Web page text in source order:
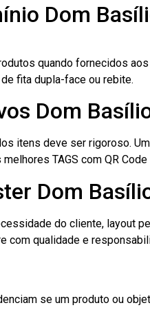
Dom
quando fornecidos
fita dupla-face ou rebite.
Dom
itens deve ser rigoroso.
TAGS com QR
Dom
do cliente, layout
com qualidade e
se um produto ou